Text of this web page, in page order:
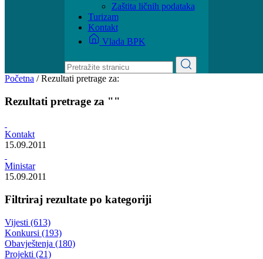
Zahtjevi i obrasci
Legislativa
Budžet
Zaštita ličnih podataka
Turizam
Kontakt
Vlada BPK
Rezultati pretrage za:
Rezultati pretrage za ""